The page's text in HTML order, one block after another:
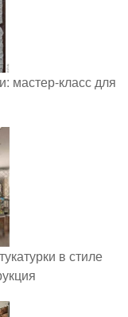
мастер-класс для
в стиле